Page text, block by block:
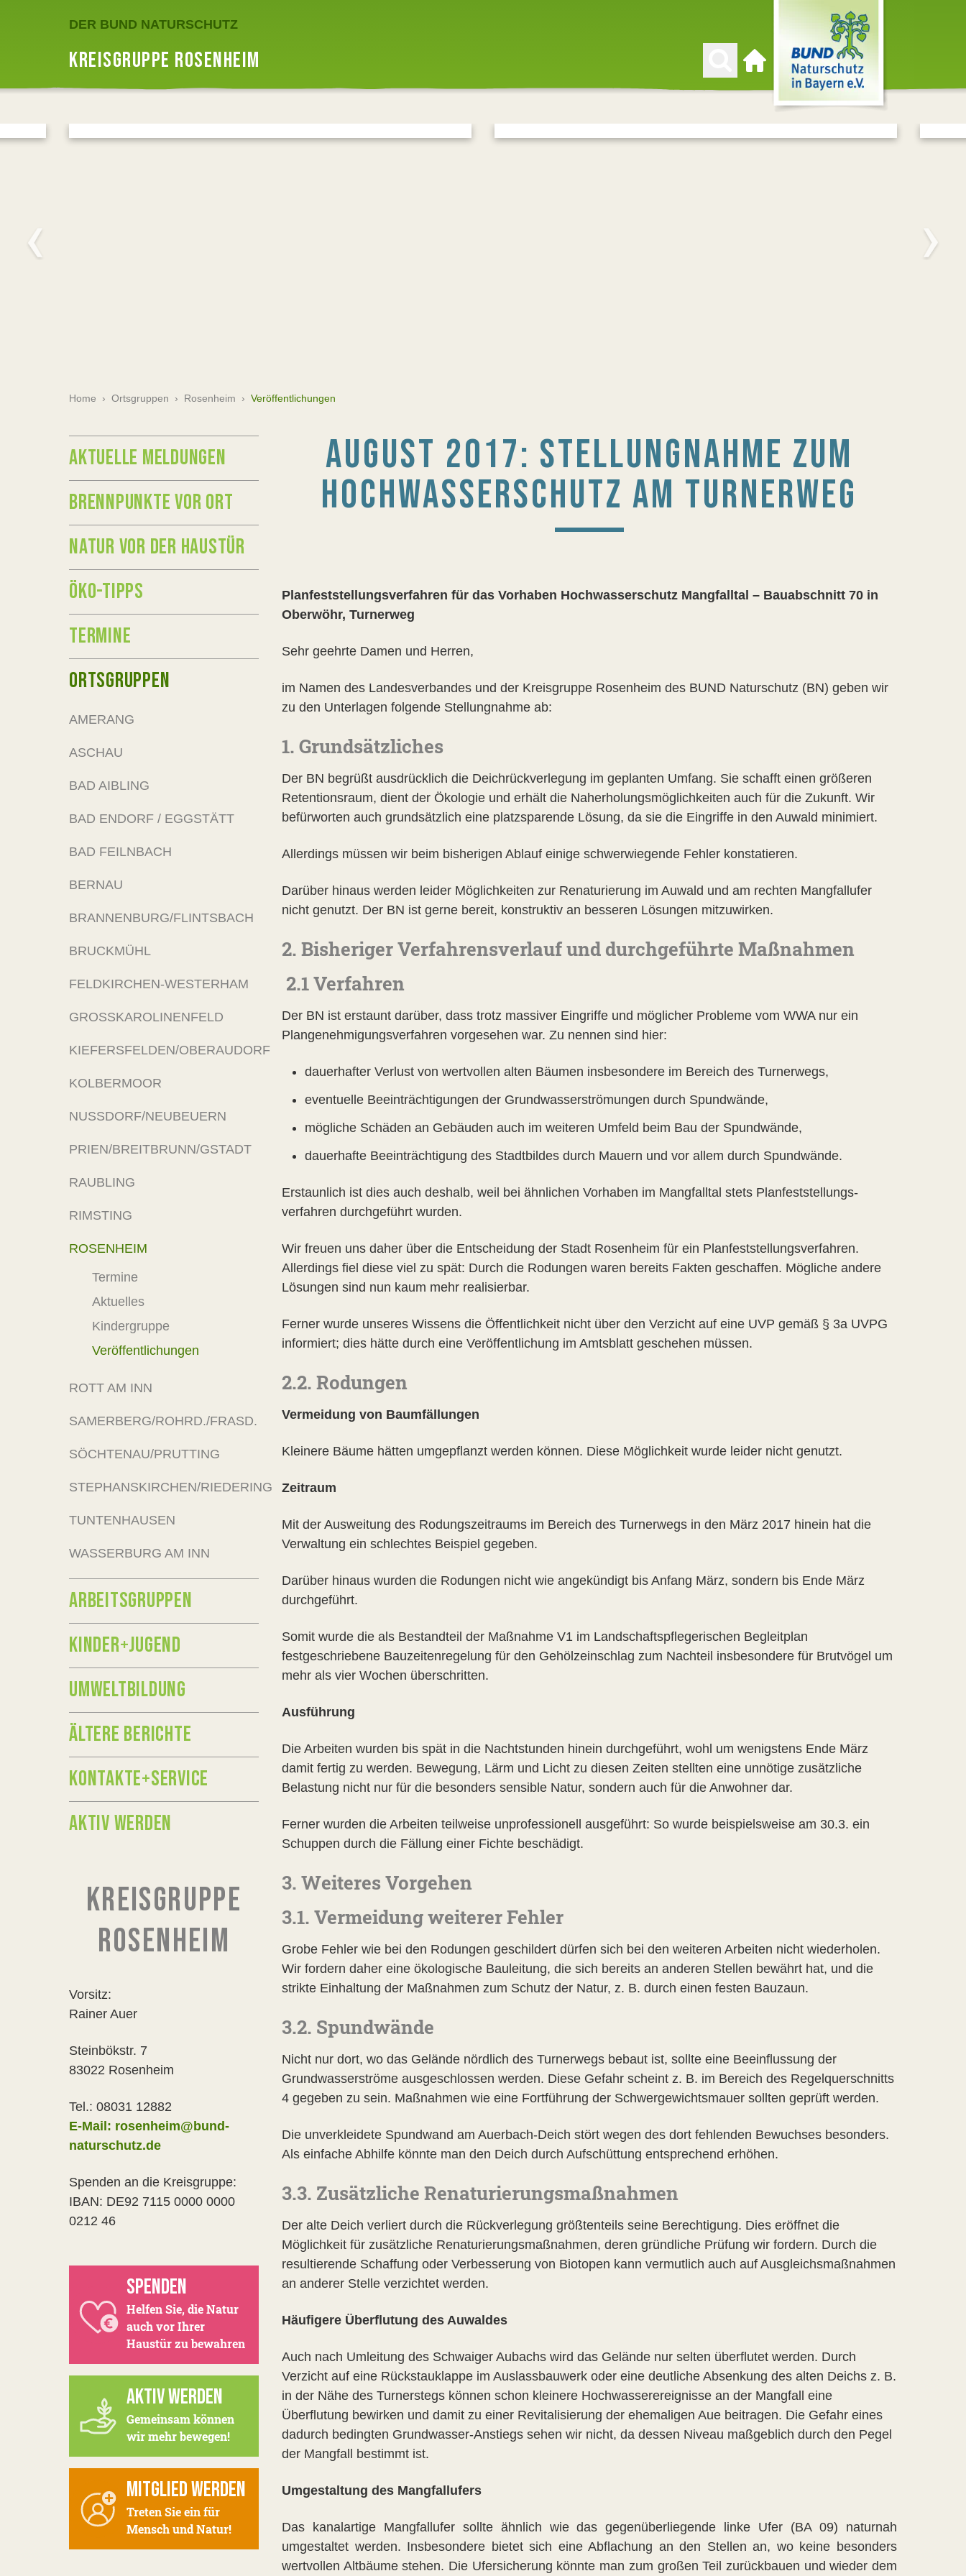
DER BUND NATURSCHUTZ
KREISGRUPPE ROSENHEIM
Zur Startseite
Home › Ortsgruppen › Rosenheim › Veröffentlichungen
AUGUST 2017: STELLUNGNAHME ZUM
HOCHWASSERSCHUTZ AM TURNERWEG
Planfeststellungsverfahren für das Vorhaben Hochwasserschutz Mangfalltal – Bauabschnitt 70 in
Oberwöhr, Turnerweg
Sehr geehrte Damen und Herren,
im Namen des Landesverbandes und der Kreisgruppe Rosenheim des BUND Naturschutz (BN) geben wir
zu den Unterlagen folgende Stellungnahme ab:
1. Grundsätzliches
Der BN begrüßt ausdrücklich die Deichrückverlegung im geplanten Umfang. Sie schafft einen größeren
Retentionsraum, dient der Ökologie und erhält die Naherholungsmöglichkeiten auch für die Zukunft. Wir
befürworten auch grundsätzlich eine platzsparende Lösung, da sie die Eingriffe in den Auwald minimiert.
Allerdings müssen wir beim bisherigen Ablauf einige schwerwiegende Fehler konstatieren.
Darüber hinaus werden leider Möglichkeiten zur Renaturierung im Auwald und am rechten Mangfallufer
nicht genutzt. Der BN ist gerne bereit, konstruktiv an besseren Lösungen mitzuwirken.
2. Bisheriger Verfahrensverlauf und durchgeführte Maßnahmen
2.1 Verfahren
Der BN ist erstaunt darüber, dass trotz massiver Eingriffe und möglicher Probleme vom WWA nur ein
Plangeneh­migungsverfahren vorgesehen war. Zu nennen sind hier:
dauerhafter Verlust von wertvollen alten Bäumen insbesondere im Bereich des Turnerwegs,
eventuelle Beeinträchtigungen der Grundwasserströmungen durch Spundwände,
mögliche Schäden an Gebäuden auch im weiteren Umfeld beim Bau der Spundwände,
dauerhafte Beeinträchtigung des Stadtbildes durch Mauern und vor allem durch Spundwände.
Erstaunlich ist dies auch deshalb, weil bei ähnlichen Vorhaben im Mangfalltal stets Planfeststellungs­
verfahren durchgeführt wurden.
Wir freuen uns daher über die Entscheidung der Stadt Rosenheim für ein Planfeststellungs­verfahren.
Allerdings fiel diese viel zu spät: Durch die Rodungen waren bereits Fakten geschaffen. Mögliche andere
Lösungen sind nun kaum mehr realisierbar.
Ferner wurde unseres Wissens die Öffentlichkeit nicht über den Verzicht auf eine UVP gemäß § 3a UVPG
informiert; dies hätte durch eine Veröffentlichung im Amtsblatt geschehen müssen.
2.2. Rodungen
Vermeidung von Baumfällungen
Kleinere Bäume hätten umgepflanzt werden können. Diese Möglichkeit wurde leider nicht genutzt.
Zeitraum
Mit der Ausweitung des Rodungszeitraums im Bereich des Turnerwegs in den März 2017 hinein hat die
Verwaltung ein schlechtes Beispiel gegeben.
Darüber hinaus wurden die Rodungen nicht wie angekündigt bis Anfang März, sondern bis Ende März
durchgeführt.
Somit wurde die als Bestandteil der Maßnahme V1 im Landschaftspflegerischen Begleitplan
festgeschriebene Bauzeitenregelung für den Gehölzeinschlag zum Nachteil insbesondere für Brutvögel um
mehr als vier Wochen überschritten.
Ausführung
Die Arbeiten wurden bis spät in die Nachtstunden hinein durchgeführt, wohl um wenigstens Ende März
damit fertig zu werden. Bewegung, Lärm und Licht zu diesen Zeiten stellten eine unnötige zusätzliche
Belastung nicht nur für die besonders sensible Natur, sondern auch für die Anwohner dar.
Ferner wurden die Arbeiten teilweise unprofessionell ausgeführt: So wurde beispielsweise am 30.3. ein
Schuppen durch die Fällung einer Fichte beschädigt.
3. Weiteres Vorgehen
3.1. Vermeidung weiterer Fehler
Grobe Fehler wie bei den Rodungen geschildert dürfen sich bei den weiteren Arbeiten nicht wiederholen.
Wir fordern daher eine ökologische Bauleitung, die sich bereits an anderen Stellen bewährt hat, und die
strikte Einhaltung der Maßnahmen zum Schutz der Natur, z. B. durch einen festen Bauzaun.
3.2. Spundwände
Nicht nur dort, wo das Gelände nördlich des Turnerwegs bebaut ist, sollte eine Beeinflussung der
Grundwasserströme ausgeschlossen werden. Diese Gefahr scheint z. B. im Bereich des Regelquerschnitts
4 gegeben zu sein. Maßnahmen wie eine Fortführung der Schwergewichtsmauer sollten geprüft werden.
Die unverkleidete Spundwand am Auerbach-Deich stört wegen des dort fehlenden Bewuchses besonders.
Als einfache Abhilfe könnte man den Deich durch Aufschüttung entsprechend erhöhen.
3.3. Zusätzliche Renaturierungsmaßnahmen
Der alte Deich verliert durch die Rückverlegung größtenteils seine Berechtigung. Dies eröffnet die
Möglichkeit für zusätzliche Renaturierungsmaßnahmen, deren gründliche Prüfung wir fordern. Durch die
resultierende Schaffung oder Verbesserung von Biotopen kann vermutlich auch auf Ausgleichsmaßnahmen
an anderer Stelle verzichtet werden.
Häufigere Überflutung des Auwaldes
Auch nach Umleitung des Schwaiger Aubachs wird das Gelände nur selten überflutet werden. Durch
Verzicht auf eine Rückstauklappe im Auslassbauwerk oder eine deutliche Absenkung des alten Deichs z. B.
in der Nähe des Turnerstegs können schon kleinere Hochwasserereignisse an der Mangfall eine
Überflutung bewirken und damit zu einer Revitalisierung der ehemaligen Aue beitragen. Die Gefahr eines
dadurch bedingten Grundwasser-Anstiegs sehen wir nicht, da dessen Niveau maßgeblich durch den Pegel
der Mangfall bestimmt ist.
Umgestaltung des Mangfallufers
Das kanalartige Mangfallufer sollte ähnlich wie das gegenüberliegende linke Ufer (BA 09) naturnah
umgestaltet werden. Insbesondere bietet sich eine Abflachung an den Stellen an, wo keine besonders
wertvollen Altbäume stehen. Die Ufersicherung könnte man zum großen Teil zurückbauen und wieder dem
AKTUELLE MELDUNGEN
BRENNPUNKTE VOR ORT
NATUR VOR DER HAUSTÜR
ÖKO-TIPPS
TERMINE
ORTSGRUPPEN
AMERANG
ASCHAU
BAD AIBLING
BAD ENDORF / EGGSTÄTT
BAD FEILNBACH
BERNAU
BRANNENBURG/FLINTSBACH
BRUCKMÜHL
FELDKIRCHEN-WESTERHAM
GROSSKAROLINENFELD
KIEFERSFELDEN/OBERAUDORF
KOLBERMOOR
NUSSDORF/NEUBEUERN
PRIEN/BREITBRUNN/GSTADT
RAUBLING
RIMSTING
ROSENHEIM
Termine
Aktuelles
Kindergruppe
Veröffentlichungen
ROTT AM INN
SAMERBERG/ROHRD./FRASD.
SÖCHTENAU/PRUTTING
STEPHANSKIRCHEN/RIEDERING
TUNTENHAUSEN
WASSERBURG AM INN
ARBEITSGRUPPEN
KINDER+JUGEND
UMWELTBILDUNG
ÄLTERE BERICHTE
KONTAKTE+SERVICE
AKTIV WERDEN
KREISGRUPPE
ROSENHEIM
Vorsitz:
Rainer Auer
Steinbökstr. 7
83022 Rosenheim
Tel.: 08031 12882
E-Mail: rosenheim@bund-
naturschutz.de
Spenden an die Kreisgruppe:
IBAN: DE92 7115 0000 0000
0212 46
SPENDEN
Helfen Sie, die Natur
auch vor Ihrer
Haustür zu bewahren
AKTIV WERDEN
Gemeinsam können
wir mehr bewegen!
MITGLIED WERDEN
Treten Sie ein für
Mensch und Natur!